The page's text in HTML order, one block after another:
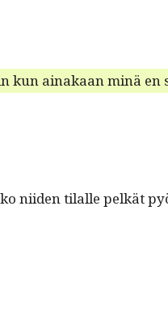
kun ainakaan minä en
niiden tilalle pelkät